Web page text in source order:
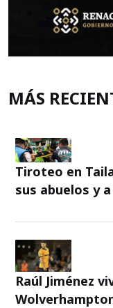
MÁS
Tiroteo en
sus abuelos y
Raúl Jiménez